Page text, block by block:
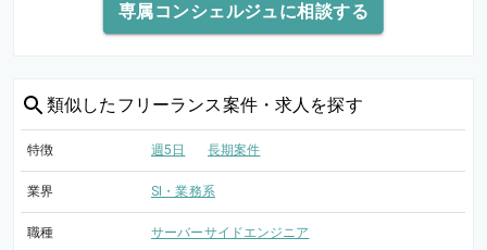
専属コンシェルジュに相談する
類似した フリーランス案件・求人を探す
特徴 週5日 長期案件
業界 SI・業務系
職種 サーバーサイドエンジニア